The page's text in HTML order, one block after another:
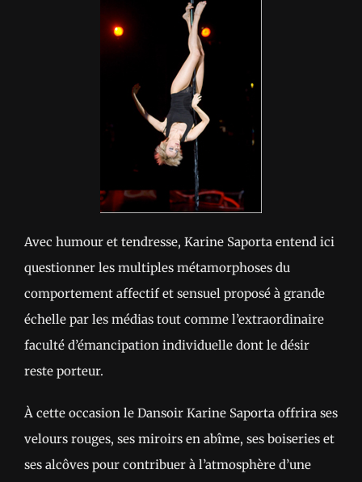
Avec humour et tendresse, Karine Saporta entend ici
questionner les multiples métamorphoses du
comportement affectif et sensuel proposé à grande
échelle par les médias tout comme l’extraordinaire
faculté d’émancipation individuelle dont le désir
reste porteur.
À cette occasion le Dansoir Karine Saporta offrira ses
velours rouges, ses miroirs en abîme, ses boiseries et
ses alcôves pour contribuer à l’atmosphère d’une